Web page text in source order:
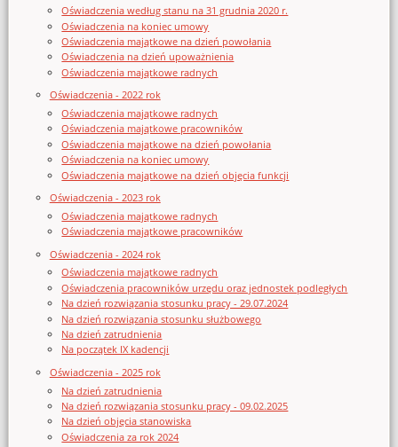
Oświadczenia według stanu na 31 grudnia 2020 r.
Oświadczenia na koniec umowy
Oświadczenia majątkowe na dzień powołania
Oświadczenia na dzień upoważnienia
Oświadczenia majątkowe radnych
Oświadczenia - 2022 rok
Oświadczenia majątkowe radnych
Oświadczenia majątkowe pracowników
Oświadczenia majątkowe na dzień powołania
Oświadczenia na koniec umowy
Oświadczenia majątkowe na dzień objęcia funkcji
Oświadczenia - 2023 rok
Oświadczenia majątkowe radnych
Oświadczenia majątkowe pracowników
Oświadczenia - 2024 rok
Oświadczenia majątkowe radnych
Oświadczenia pracowników urzędu oraz jednostek podległych
Na dzień rozwiązania stosunku pracy - 29.07.2024
Na dzień rozwiązania stosunku służbowego
Na dzień zatrudnienia
Na początek IX kadencji
Oświadczenia - 2025 rok
Na dzień zatrudnienia
Na dzień rozwiązania stosunku pracy - 09.02.2025
Na dzień objęcia stanowiska
Oświadczenia za rok 2024